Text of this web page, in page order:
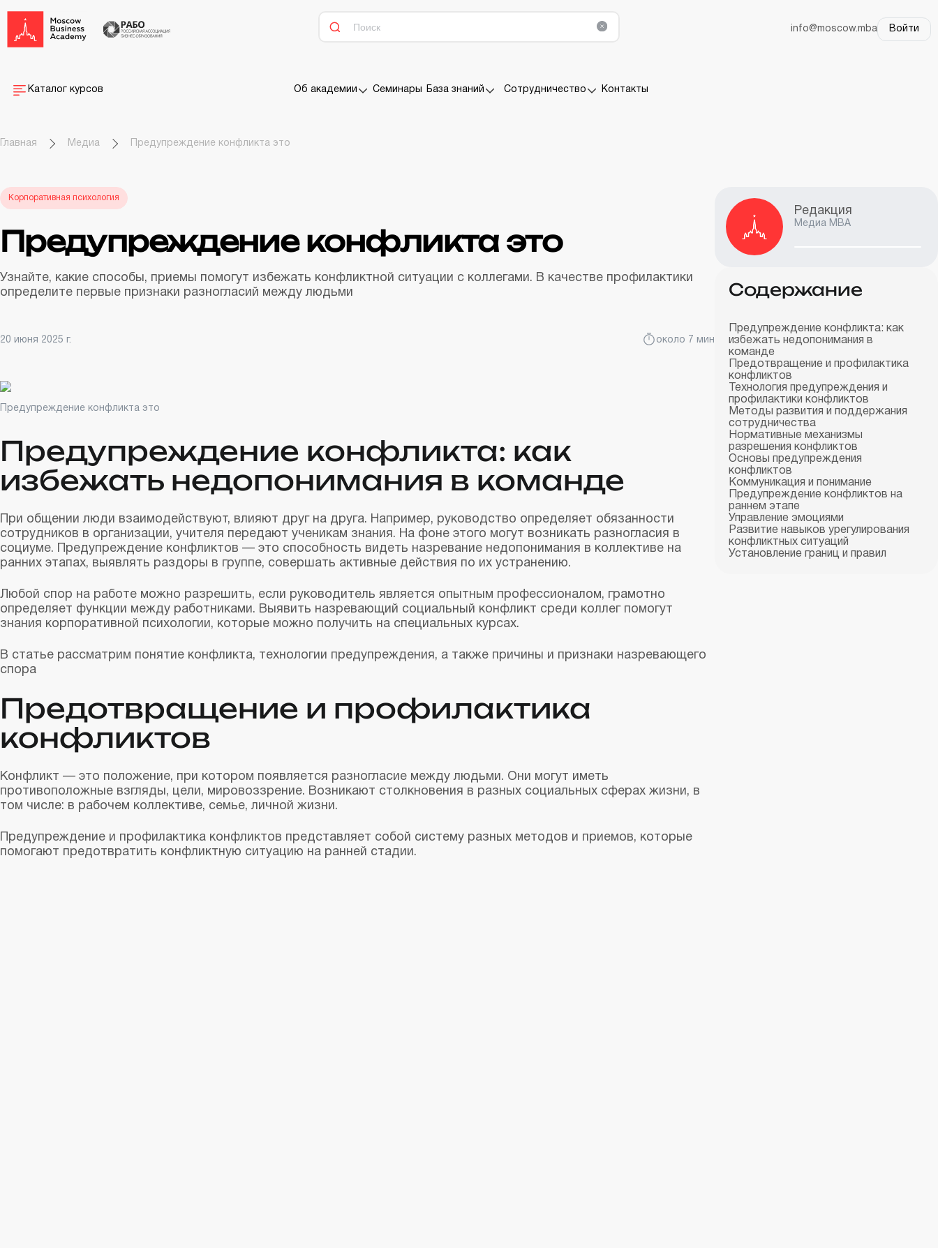
info@moscow.mba Войти
Каталог курсов Об академии Семинары База знаний Сотрудничество Контакты
Главная Медиа Предупреждение конфликта это
Корпоративная психология
Предупреждение конфликта это
Узнайте, какие способы, приемы помогут избежать конфликтной ситуации с коллегами. В качестве профилактики
определите первые признаки разногласий между людьми
20 июня 2025 г. около 7 мин
Предупреждение конфликта это
Предупреждение конфликта: как
избежать недопонимания в команде
При общении люди взаимодействуют, влияют друг на друга. Например, руководство определяет обязанности
сотрудников в организации, учителя передают ученикам знания. На фоне этого могут возникать разногласия в
социуме. Предупреждение конфликтов — это способность видеть назревание недопонимания в коллективе на
ранних этапах, выявлять раздоры в группе, совершать активные действия по их устранению.
Любой спор на работе можно разрешить, если руководитель является опытным профессионалом, грамотно
определяет функции между работниками. Выявить назревающий социальный конфликт среди коллег помогут
знания корпоративной психологии, которые можно получить на специальных курсах.
В статье рассматрим понятие конфликта, технологии предупреждения, а также причины и признаки назревающего
спора
Предотвращение и профилактика
конфликтов
Конфликт — это положение, при котором появляется разногласие между людьми. Они могут иметь
противоположные взгляды, цели, мировоззрение. Возникают столкновения в разных социальных сферах жизни, в
том числе: в рабочем коллективе, семье, личной жизни.
Предупреждение и профилактика конфликтов представляет собой систему разных методов и приемов, которые
помогают предотвратить конфликтную ситуацию на ранней стадии.
Редакция
Медиа MBA
Содержание
Предупреждение конфликта: как
избежать недопонимания в
команде
Предотвращение и профилактика
конфликтов
Технология предупреждения и
профилактики конфликтов
Методы развития и поддержания
сотрудничества
Нормативные механизмы
разрешения конфликтов
Основы предупреждения
конфликтов
Коммуникация и понимание
Предупреждение конфликтов на
раннем этапе
Управление эмоциями
Развитие навыков урегулирования
конфликтных ситуаций
Установление границ и правил